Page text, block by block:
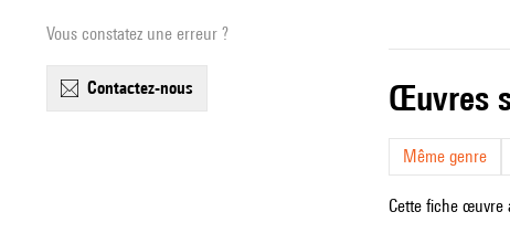
Vous constatez une erreur ?
contactez-nous
Même genre
Cette fiche œuvre